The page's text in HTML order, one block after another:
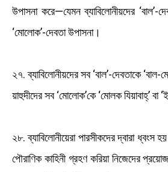
উপাসনা করে—যেমন ব্যাবিলোনীয়দের ‘বাল’-
‘মোলোক’-দেবতা উপাসনা।
২৭. ব্যাবিলোনীয়দের সব ‘বাল’-দেবতাকে
য়াহুদীদের সব ‘মোলোক’কে ‘মোলক যিয়াবাহ্‌’ বা
২৮. ব্যাবিলোনীয়েরা পারসীকদের দ্বারা ধ্বংস
পৌরাণিক কাহিনী গ্রহণ করিয়া নিজেদের